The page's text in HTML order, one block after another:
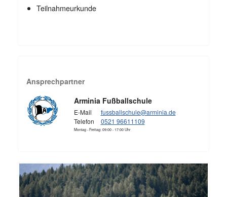
Teilnahmeurkunde
Ansprechpartner
Arminia Fußballschule
E-Mail
fussballschule@arminia.de
Telefon
0521 96611109
Montag - Freitag: 09:00 - 17:00 Uhr